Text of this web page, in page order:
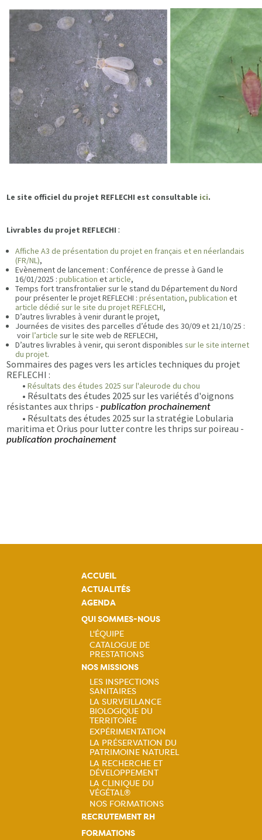
Le site officiel du projet REFLECHI est consultable ici.
Livrables du projet REFLECHI :
Affiche A3 de présentation du projet en français et en néerlandais
(FR/NL),
Evènement de lancement : Conférence de presse à Gand le
16/01/2025 :publication et article,
Temps fort transfrontalier sur le stand du Département du Nord
pour présenter le projet REFLECHI :présentation,publication et
article dédié sur le site du projet REFLECHI,
D’autres livrables à venir durant le projet,
Journées de visites des parcelles d’étude des 30/09 et 21/10/25 :
voirl’article sur le site web de REFLECHI,
D’autres livrables à venir, qui seront disponiblessur le site internet
du projet.
Sommaires des pages vers les articles techniques du projet
REFLECHI :
•Résultats des études 2025 sur l'aleurode du chou
• Résultats des études 2025 sur les variétés d'oignons
résistantes aux thrips -publication prochainement
• Résultats des études 2025 sur la stratégie Lobularia
maritima et Orius pour lutter contre les thrips sur poireau -
publication prochainement
ACCUEIL
ACTUALITÉS
AGENDA
QUI SOMMES-NOUS
Navigation
principale
L'ÉQUIPE
CATALOGUE DE
PRESTATIONS
NOS MISSIONS
Navigation
principale
LES INSPECTIONS
SANITAIRES
LA SURVEILLANCE
BIOLOGIQUE DU
TERRITOIRE
EXPÉRIMENTATION
LA PRÉSERVATION DU
PATRIMOINE NATUREL
LA RECHERCHE ET
DÉVELOPPEMENT
LA CLINIQUE DU
VÉGÉTAL®
NOS FORMATIONS
RECRUTEMENT RH
FORMATIONS